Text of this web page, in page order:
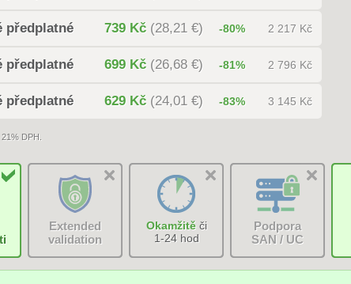
předplatné 739 Kč (28,21 €) -80% 2 217 Kč
předplatné 699 Kč (26,68 €) -81% 2 796 Kč
předplatné 629 Kč (24,01 €) -83% 3 145 Kč
DPH.
Extended
validation
Okamžitěči
1-24 hod
Podpora
SAN / UC